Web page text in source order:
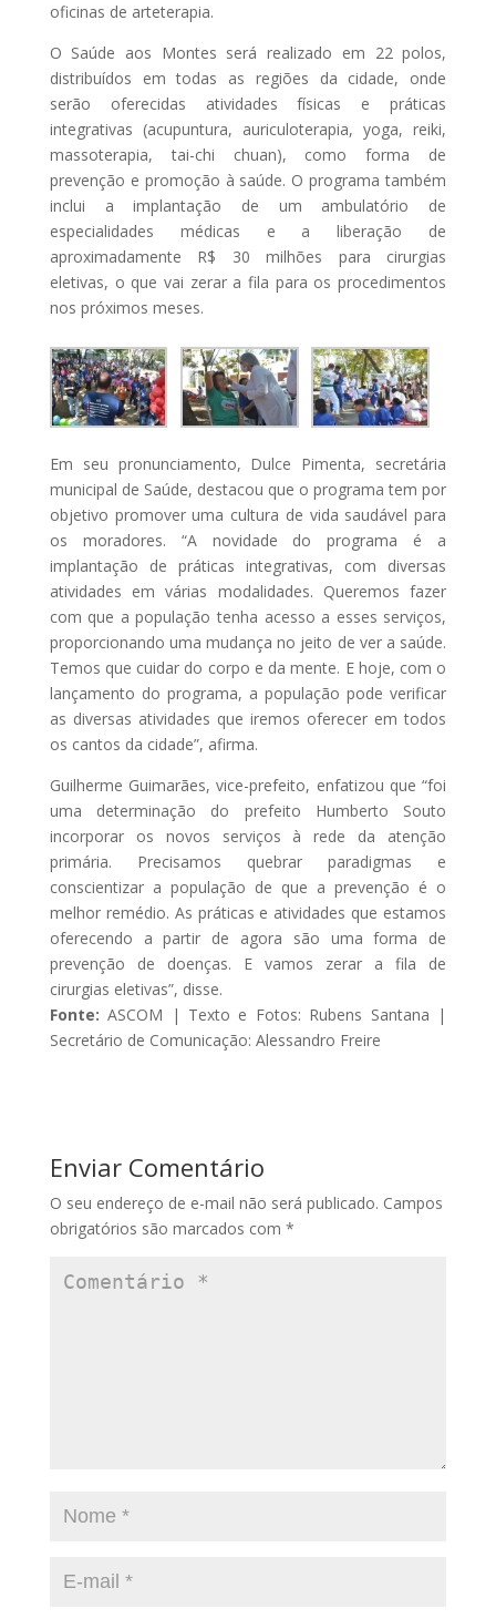
oficinas de arteterapia.
O Saúde aos Montes será realizado em 22 polos,
distribuídos em todas as regiões da cidade, onde
serão oferecidas atividades físicas e práticas
integrativas (acupuntura, auriculoterapia, yoga, reiki,
massoterapia, tai-chi chuan), como forma de
prevenção e promoção à saúde. O programa também
inclui a implantação de um ambulatório de
especialidades médicas e a liberação de
aproximadamente R$ 30 milhões para cirurgias
eletivas, o que vai zerar a fila para os procedimentos
nos próximos meses.
Em seu pronunciamento, Dulce Pimenta, secretária
municipal de Saúde, destacou que o programa tem por
objetivo promover uma cultura de vida saudável para
os moradores. “A novidade do programa é a
implantação de práticas integrativas, com diversas
atividades em várias modalidades. Queremos fazer
com que a população tenha acesso a esses serviços,
proporcionando uma mudança no jeito de ver a saúde.
Temos que cuidar do corpo e da mente. E hoje, com o
lançamento do programa, a população pode verificar
as diversas atividades que iremos oferecer em todos
os cantos da cidade”, afirma.
Guilherme Guimarães, vice-prefeito, enfatizou que “foi
uma determinação do prefeito Humberto Souto
incorporar os novos serviços à rede da atenção
primária. Precisamos quebrar paradigmas e
conscientizar a população de que a prevenção é o
melhor remédio. As práticas e atividades que estamos
oferecendo a partir de agora são uma forma de
prevenção de doenças. E vamos zerar a fila de
cirurgias eletivas”, disse.
Fonte: ASCOM | Texto e Fotos: Rubens Santana |
Secretário de Comunicação: Alessandro Freire
Enviar Comentário
O seu endereço de e-mail não será publicado. Campos
obrigatórios são marcados com *